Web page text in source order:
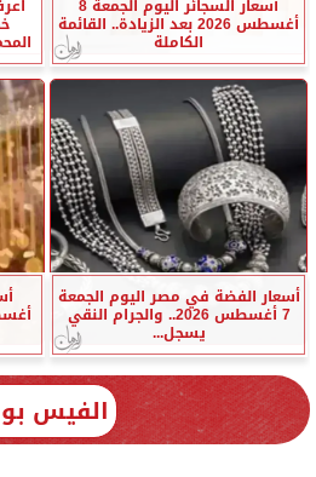
أغسطس 2026 بعد الزيادة.. القائمة
الكاملة
أسعار الفضة في مصر اليوم الجمعة
7 أغسطس 2026.. والجرام النقي
يسجل...
الفيس